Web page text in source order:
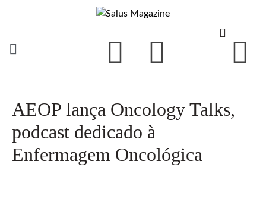
AEOP lança Oncology Talks,
podcast dedicado à
Enfermagem Oncológica